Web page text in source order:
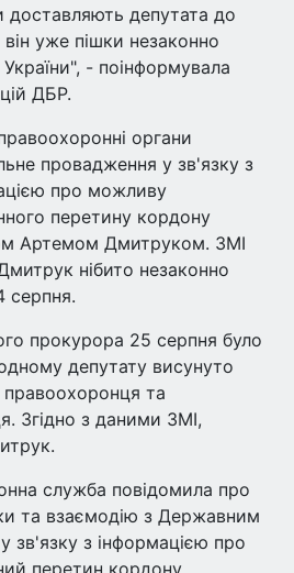
доставляють депутата до
уже пішки незаконно
- поінформувала
ДБР.
органи
провадження у зв'язку з
про можливу
перетину кордону
Артемом Дмитруком. ЗМІ
нібито незаконно
серпня.
прокурора 25 серпня було
депутату висунуто
правоохоронця та
Згідно з даними ЗМІ,
служба повідомила про
та взаємодію з Державним
зв'язку з інформацією про
перетин кордону